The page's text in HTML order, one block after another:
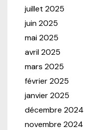
juillet 2025
juin 2025
mai 2025
avril 2025
mars 2025
février 2025
janvier 2025
décembre 2024
novembre 2024